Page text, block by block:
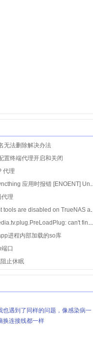
无法删除解决办法
置终端代理开启和关闭
代理
在 TrueNAS 上安装
理
Package
混淆报错com.cloudmedia.tv.plug.PreLoadPlug: can't find
进程内部加载的so库
口
止休眠
也遇到了同样的问题，像感染病一
换连接线都一样